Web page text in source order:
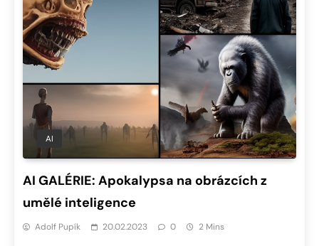
AI
AI GALÉRIE: Apokalypsa na obrázcích z
umělé inteligence
Adolf Pupík 20.02.2023 0 2 Mins